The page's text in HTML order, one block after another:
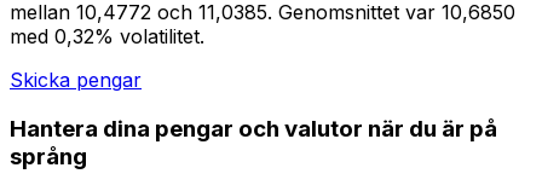
mellan 10,4772 och 11,0385. Genomsnittet var 10,6850
med 0,32% volatilitet.
Skicka pengar
Hantera dina pengar och valutor när du är på
språng